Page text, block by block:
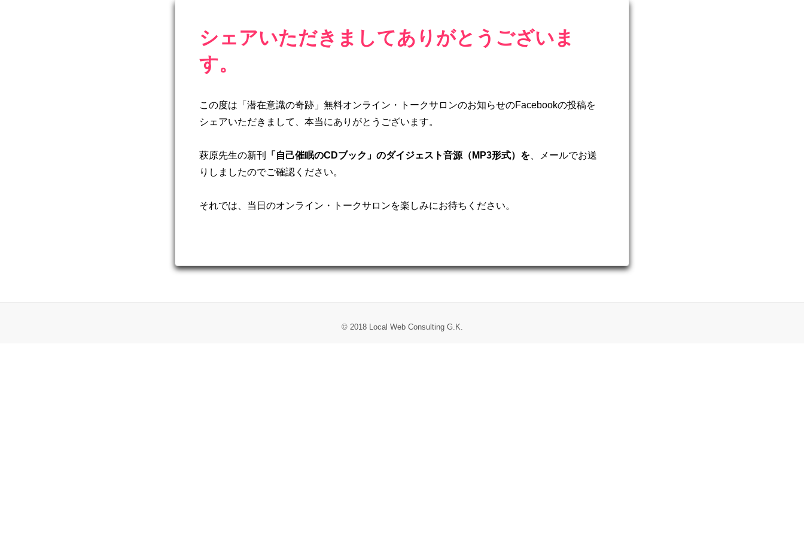
シェアいただきましてありがとうございま
す。
この度は「潜在意識の奇跡」無料オンライン・トークサロンのお知らせのFacebookの投稿を
シェアいただきまして、本当にありがとうございます。
萩原先生の新刊 「自己催眠のCDブック」のダイジェスト音源（MP3形式）を 、メールでお送
りしましたのでご確認ください。
それでは、当日のオンライン・トークサロンを楽しみにお待ちください。
© 2018 Local Web Consulting G.K.